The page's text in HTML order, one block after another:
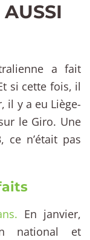
a fait
si cette fois, il
il y a eu Liège-
le Giro. Une
ce n’était pas
En janvier,
national et